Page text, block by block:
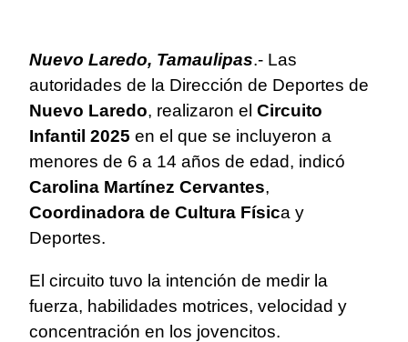
Nuevo Laredo, Tamaulipas.- Las
autoridades de la Dirección de Deportes de
Nuevo Laredo, realizaron el Circuito
Infantil 2025 en el que se incluyeron a
menores de 6 a 14 años de edad, indicó
Carolina Martínez Cervantes,
Coordinadora de Cultura Física y
Deportes.
El circuito tuvo la intención de medir la
fuerza, habilidades motrices, velocidad y
concentración en los jovencitos.